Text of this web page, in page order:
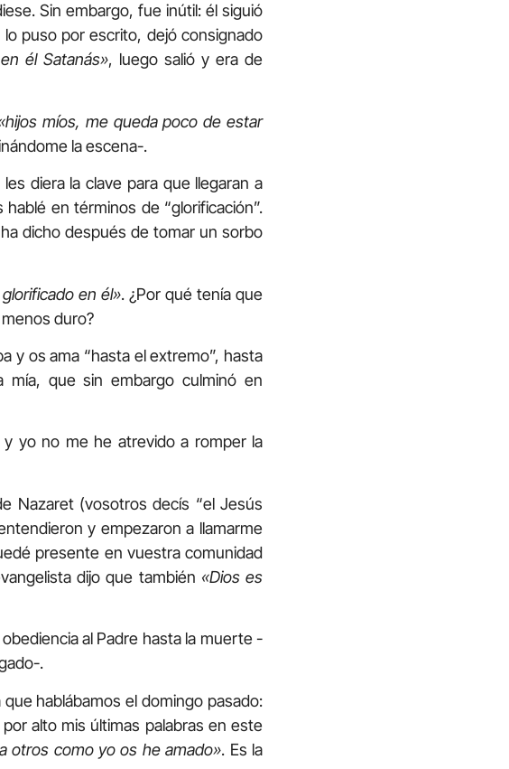
Sin embargo, fue inútil: él siguió
puso por escrito, dejó consignado
él Satanás», luego salió y era de
míos, me queda poco de estar
la escena-.
diera la clave para que llegaran a
en términos de “glorificación”.
dicho después de tomar un sorbo
en él». ¿Por qué tenía que
duro?
y os ama “hasta el extremo”, hasta
que sin embargo culminó en
yo no me he atrevido a romper la
Nazaret (vosotros decís “el Jesús
y empezaron a llamarme
presente en vuestra comunidad
dijo que también «Dios es
al Padre hasta la muerte -
.
hablábamos el domingo pasado:
alto mis últimas palabras en este
otros como yo os he amado». Es la